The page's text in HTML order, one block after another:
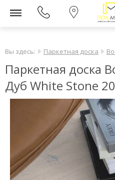
Вы здесь: Паркетная доска
Паркетная доска
Дуб White Stone